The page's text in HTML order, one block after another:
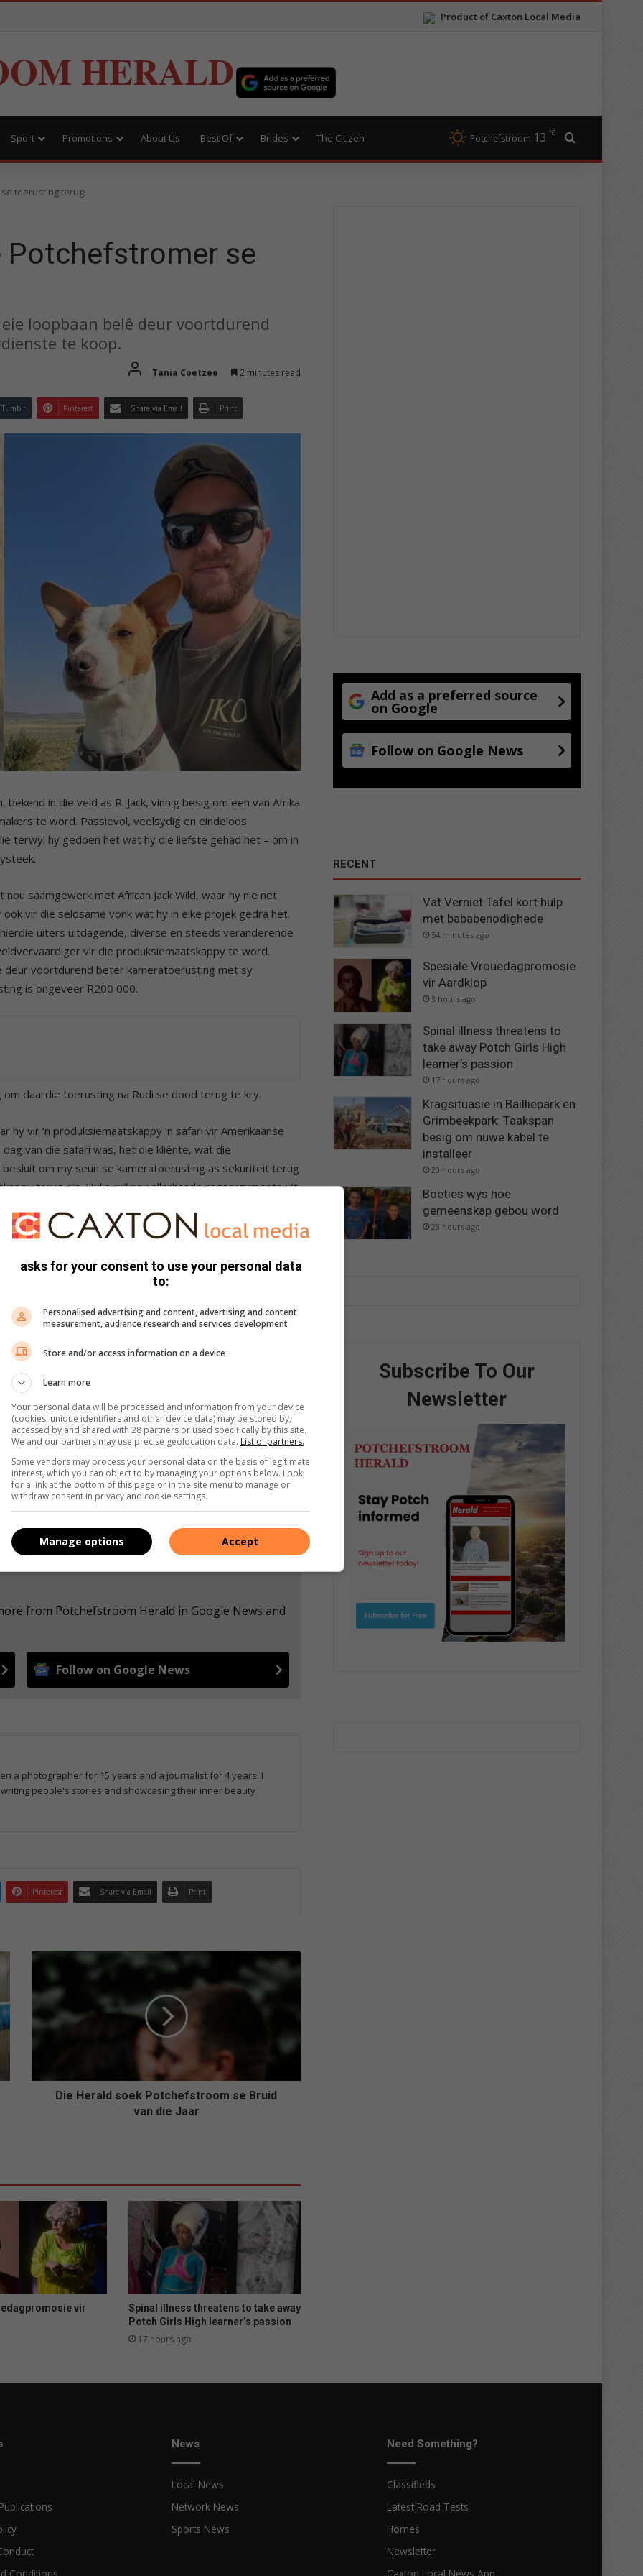
Product of Caxton Local Media
HERALD
Sport Promotions About Us Best Of Brides The Citizen Potchefstroom 13 ℃
toerusting terug
Potchefstromer se
loopbaan belê deur voortdurend
te koop.
Tania Coetzee 2 minutes read
Tumblr Pinterest Share via Email Print
in die veld as R. Jack, vinnig besig om een van Afrika
te word. Passievol, veelsydig en eindeloos
terwyl hy gedoen het wat hy die liefste gehad het – om in
saamgewerk met African Jack Wild, waar hy nie net
vir die seldsame vonk wat hy in elke projek gedra het.
uiters uitdagende, diverse en steeds veranderende
vir die produksiemaatskappy te word.
deur voortdurend beter kameratoerusting met sy
is ongeveer R200 000.
om daardie toerusting na Rudi se dood terug te kry.
vir ‘n produksiemaatskappy ‘n safari vir Amerikaanse
van die safari was, het die kliënte, wat die
om my seun se kameratoerusting as sekuriteit terug
terug eis. Hulle ruil nou allerhande regsargumente uit
se toerusting in Amerika het,” vertel Rudi Snr.
van oorsee af terug te bring, is egter astronomies.
my aangestelde prokureurs hier in Suid-Afrika, my seun
kliënte te betaal. Dit is ‘n sentimentele saak, aangesien
net om homself in sy veld te verbeter. U hulp hiermee sal
vermoë het om dit self te doen nie.”
by sy ouers uit te kry, kan jy dit by hulle Back-a-
rudistrydom-jnr
We use AI only to perform quality checks - never to
from Potchefstroom Herald in Google News and
Follow on Google News
a photographer for 15 years and a journalist for 4 years. I
people's stories and showcasing their inner beauty
Pinterest Share via Email Print
e
e
a
d
t
c
f
s
t
r
o
B
d
J
Die Herald soek Potchefstroom se Bruid
van die Jaar
vir
Spinal illness threatens to take away
Potch Girls High learner’s passion
17 hours ago
Add as a preferred source
on Google
Follow on Google News
RECENT
Vat Verniet Tafel kort hulp
met bababenodighede
54 minutes ago
Spesiale Vrouedagpromosie
vir Aardklop
3 hours ago
Spinal illness threatens to
take away Potch Girls High
learner’s passion
17 hours ago
Kragsituasie in Bailliepark en
Grimbeekpark: Taakspan
besig om nuwe kabel te
installeer
20 hours ago
Boeties wys hoe
gemeenskap gebou word
23 hours ago
Subscribe To Our
Newsletter
Conditions
News
Local News
Network News
Sports News
Need Something?
Classifieds
Latest Road Tests
Homes
Newsletter
Caxton Local News App
asks for your consent to use your personal data
to:
Personalised advertising and content, advertising and content
measurement, audience research and services development
Store and/or access information on a device
Learn more
Your personal data will be processed and information from your device
(cookies, unique identifiers and other device data) may be stored by,
accessed by and shared with 28 partners or used specifically by this site.
We and our partners may use precise geolocation data. List of partners.
Some vendors may process your personal data on the basis of legitimate
interest, which you can object to by managing your options below. Look
for a link at the bottom of this page or in the site menu to manage or
withdraw consent in privacy and cookie settings.
Accept
Manage options